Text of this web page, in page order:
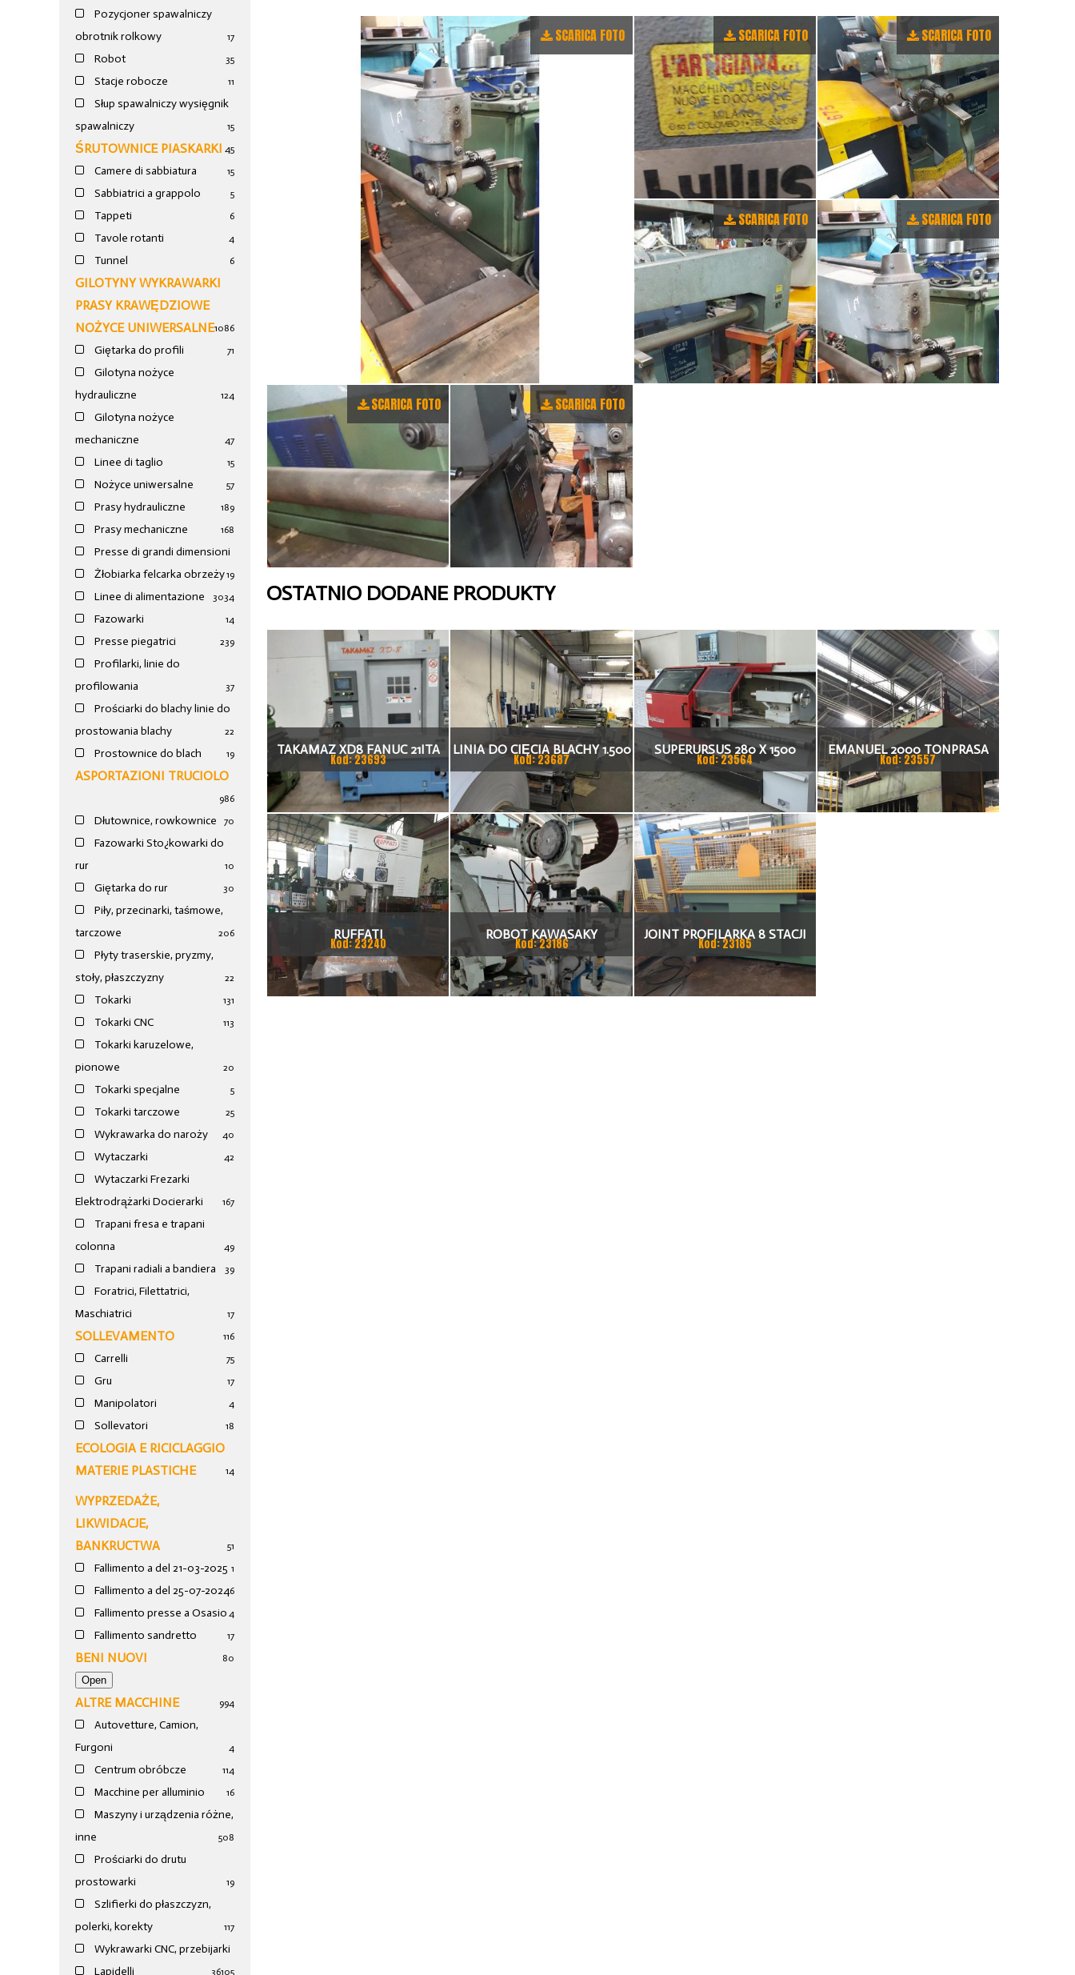
Pozycjoner spawalniczy
obrotnik rolkowy
17
Robot 35
Stacje robocze 11
Słup spawalniczy wysięgnik
spawalniczy
15
ŚRUTOWNICE PIASKARKI 45
Camere di sabbiatura 15
Sabbiatrici a grappolo 5
Tappeti 6
Tavole rotanti 4
Tunnel 6
GILOTYNY WYKRAWARKI
PRASY KRAWĘDZIOWE
NOŻYCE UNIWERSALNE1086
Giętarka do profili 71
Gilotyna nożyce
hydrauliczne
124
Gilotyna nożyce
mechaniczne
47
Linee di taglio 15
Nożyce uniwersalne 57
Prasy hydrauliczne 189
Prasy mechaniczne 168
Presse di grandi dimensioni
19
Żłobiarka felcarka obrzeży
34
Linee di alimentazione 30
Fazowarki 14
Presse piegatrici 239
Profilarki, linie do
profilowania
37
Prościarki do blachy linie do
prostowania blachy
22
Prostownice do blach 19
ASPORTAZIONI TRUCIOLO
986
Dłutownice, rowkownice 70
Fazowarki Sto¿kowarki do
rur
10
Giętarka do rur 30
Piły, przecinarki, taśmowe,
tarczowe
206
Płyty traserskie, pryzmy,
stoły, płaszczyzny
22
Tokarki 131
Tokarki CNC 113
Tokarki karuzelowe,
pionowe
20
Tokarki specjalne 5
Tokarki tarczowe 25
Wykrawarka do naroży 40
Wytaczarki 42
Wytaczarki Frezarki
Elektrodrążarki Docierarki
167
Trapani fresa e trapani
colonna
49
Trapani radiali a bandiera 39
Foratrici, Filettatrici,
Maschiatrici
17
SOLLEVAMENTO 116
Carrelli 75
Gru 17
Manipolatori 4
Sollevatori 18
ECOLOGIA E RICICLAGGIO
MATERIE PLASTICHE
14
WYPRZEDAŻE,
LIKWIDACJE,
BANKRUCTWA
51
Fallimento a del 21-03-2025 1
Fallimento a del 25-07-20246
Fallimento presse a Osasio 4
Fallimento sandretto 17
BENI NUOVI 80
ALTRE MACCHINE 994
Autovetture, Camion,
Furgoni
4
Centrum obróbcze 114
Macchine per alluminio 16
Maszyny i urządzenia różne,
inne
508
Prościarki do drutu
prostowarki
19
Szlifierki do płaszczyzn,
polerki, korekty
117
Wykrawarki CNC, przebijarki
105
Lapidelli 36
SCARICA FOTO SCARICA FOTO SCARICA FOTO
SCARICA FOTO SCARICA FOTO
SCARICA FOTO SCARICA FOTO
OSTATNIO DODANE PRODUKTY
TAKAMAZ XD8 FANUC 21ITA
TOKARKA CNC
Kod: 23693
LINIA DO CIĘCIA BLACHY 1.500
X 1,5 (2,5) MM
Kod: 23687
SUPERURSUS 280 X 1500
TOKARKA
Kod: 23564
EMANUEL 2000 TONPRASA
HYDRAULICZNA 3200 X 2000
Kod: 23557
RUFFATI
Kod: 23240
ROBOT KAWASAKY
Kod: 23186
JOINT PROFILARKA 8 STACJI
Kod: 23185